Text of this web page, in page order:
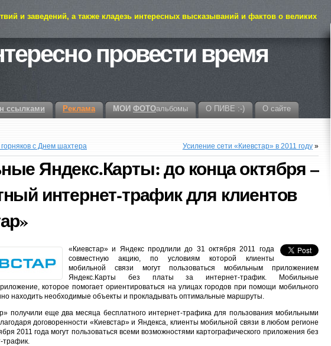
и заведений, а также кладезь интересных высказываний и фактов о великих
провести время
ссылками Реклама МОИ ФОТОальбомы О ПИВЕ :-) О сайте
с Днем шахтера Усиление сети «Киевстар» в 2011 году»
Яндекс.Карты: до конца октября –
интернет-трафик для клиентов
«Киевстар» и Яндекс продлили до 31 октября 2011 года
совместную акцию, по условиям которой клиенты
мобильной связи могут пользоваться мобильным приложением
Яндекс.Карты без платы за интернет-трафик. Мобильные
которое помогает ориентироваться на улицах городов при помощи мобильного
находить необходимые объекты и прокладывать оптимальные маршруты.
получили еще два месяца бесплатного интернет-трафика для пользования мобильными
договоренности «Киевстар» и Яндекса, клиенты мобильной связи в любом регионе
2011 года могут пользоваться всеми возможностями картографического приложения без
трафик.